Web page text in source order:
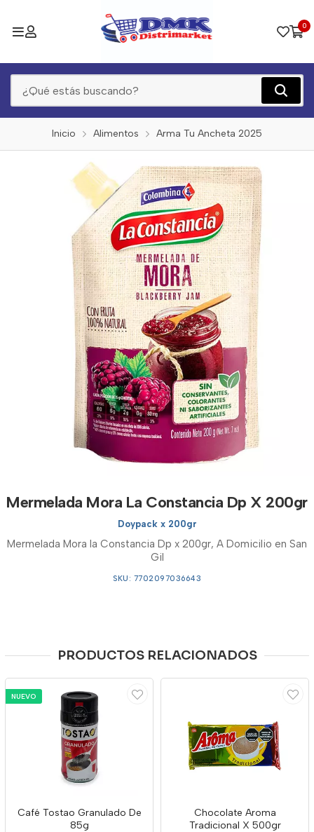
0
Inicio Alimentos Arma Tu Ancheta 2025
Mermelada Mora La Constancia Dp X 200gr
Doypack x 200gr
Mermelada Mora la Constancia Dp x 200gr, A Domicilio en San
Gil
SKU: 7702097036643
PRODUCTOS RELACIONADOS
NUEVO
Café Tostao Granulado De
85g
Chocolate Aroma
Tradicional X 500gr